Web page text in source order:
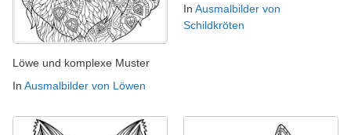
Löwe und komplexe Muster
In Ausmalbilder von Löwen
In Ausmalbilder von
Schildkröten